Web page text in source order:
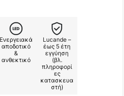
Ενεργειακά
αποδοτικό
&
ανθεκτικό
Lucande –
έως 5 έτη
εγγύηση
(βλ.
πληροφορί
ες
κατασκευα
στή)